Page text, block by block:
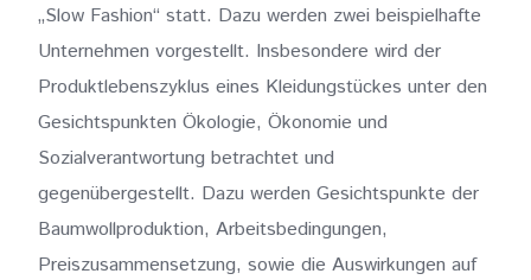
„Slow Fashion“ statt. Dazu werden zwei beispielhafte
Unternehmen vorgestellt. Insbesondere wird der
Produktlebenszyklus eines Kleidungstückes unter den
Gesichtspunkten Ökologie, Ökonomie und
Sozialverantwortung betrachtet und
gegenübergestellt. Dazu werden Gesichtspunkte der
Baumwollproduktion, Arbeitsbedingungen,
Preiszusammensetzung, sowie die Auswirkungen auf